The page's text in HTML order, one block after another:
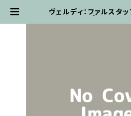
ヴェルディ：ファルスタ